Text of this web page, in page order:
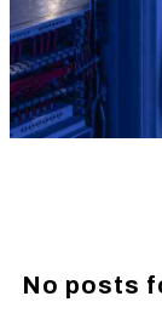
No posts